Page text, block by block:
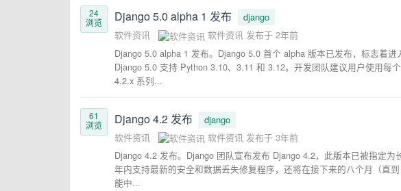
24
浏览
Django 5.0 alpha 1 发布
django
软件资讯
软件资讯 发布于 2年前
Django 5.0 alpha 1 发布。Django 5.0 首个 alpha 版本已发布，标志着
Django 5.0 支持 Python 3.10、3.11 和 3.12。开发团队建议用户使用每
4.2.x 系列...
61
浏览
Django 4.2 发布
django
软件资讯
软件资讯 发布于 3年前
Django 4.2 发布。Django 团队宣布发布 Django 4.2，此版本已被指定
年内支持最新的安全和数据丢失修复程序，还将在接下来的八个月（直
能中...